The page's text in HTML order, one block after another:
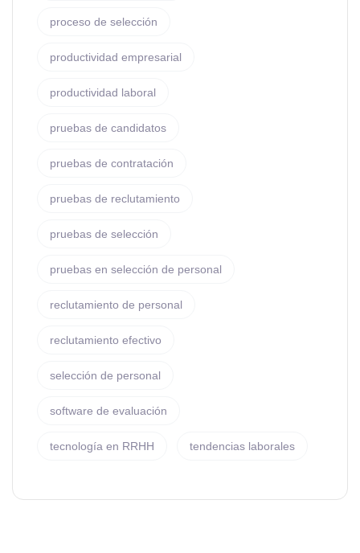
proceso de selección
productividad empresarial
productividad laboral
pruebas de candidatos
pruebas de contratación
pruebas de reclutamiento
pruebas de selección
pruebas en selección de personal
reclutamiento de personal
reclutamiento efectivo
selección de personal
software de evaluación
tecnología en RRHH tendencias laborales